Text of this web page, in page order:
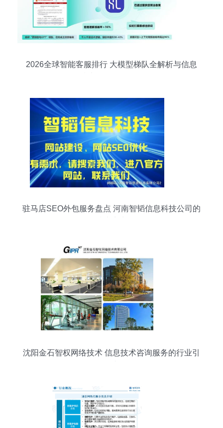
2026全球智能客服排行 大模型梯队全解析与信息
驻马店SEO外包服务盘点 河南智韬信息科技公司的
沈阳金石智权网络技术 信息技术咨询服务的行业引